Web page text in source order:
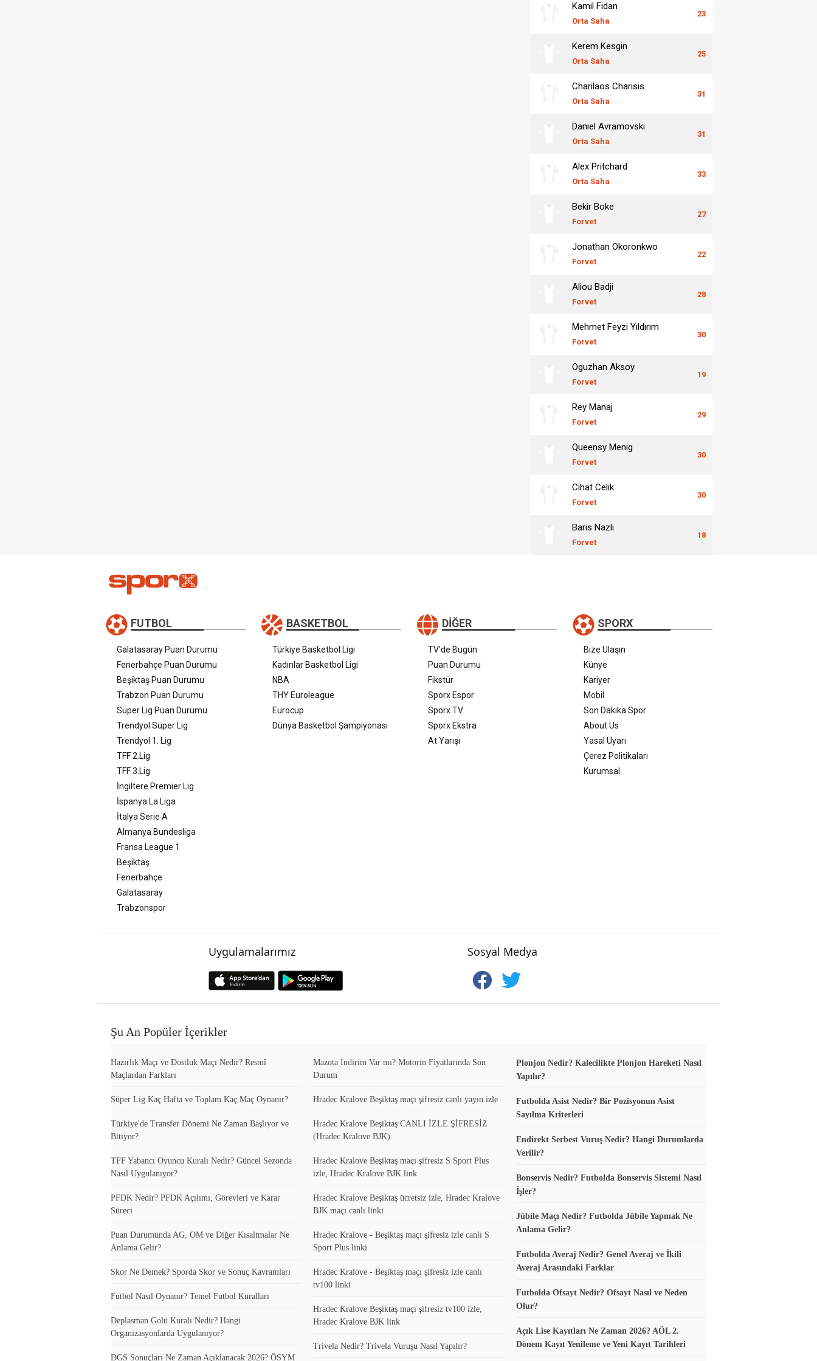
Kamil Fidan
Orta Saha
23
Kerem Kesgin
Orta Saha
25
Charilaos Charisis
Orta Saha
31
Daniel Avramovski
Orta Saha
31
Alex Pritchard
Orta Saha
33
Bekir Boke
Forvet
27
Jonathan Okoronkwo
Forvet
22
Aliou Badji
Forvet
28
Mehmet Feyzi Yıldırım
Forvet
30
Oguzhan Aksoy
Forvet
19
Rey Manaj
Forvet
29
Queensy Menig
Forvet
30
Cihat Celik
Forvet
30
Baris Nazli
Forvet
18
FUTBOL
Galatasaray Puan Durumu
Fenerbahçe Puan Durumu
Beşiktaş Puan Durumu
Trabzon Puan Durumu
Süper Lig Puan Durumu
Trendyol Süper Lig
Trendyol 1. Lig
TFF 2.Lig
TFF 3.Lig
İngiltere Premier Lig
İspanya La Liga
İtalya Serie A
Almanya Bundesliga
Fransa League 1
Beşiktaş
Fenerbahçe
Galatasaray
Trabzonspor
BASKETBOL
Türkiye Basketbol Ligi
Kadınlar Basketbol Ligi
NBA
THY Euroleague
Eurocup
Dünya Basketbol Şampiyonası
DIĞER
TV'de Bugün
Puan Durumu
Fikstür
Sporx Espor
Sporx TV
Sporx Ekstra
At Yarışı
SPORX
Bize Ulaşın
Künye
Kariyer
Mobil
Son Dakika Spor
About Us
Yasal Uyarı
Çerez Politikaları
Kurumsal
Uygulamalarımız Sosyal Medya
Şu An Popüler İçerikler
Hazırlık Maçı ve Dostluk Maçı Nedir? Resmî
Maçlardan Farkları
Süper Lig Kaç Hafta ve Toplam Kaç Maç Oynanır?
Türkiye'de Transfer Dönemi Ne Zaman Başlıyor ve
Bitiyor?
TFF Yabancı Oyuncu Kuralı Nedir? Güncel Sezonda
Nasıl Uygulanıyor?
PFDK Nedir? PFDK Açılımı, Görevleri ve Karar
Süreci
Puan Durumunda AG, OM ve Diğer Kısaltmalar Ne
Anlama Gelir?
Skor Ne Demek? Sporda Skor ve Sonuç Kavramları
Futbol Nasıl Oynanır? Temel Futbol Kuralları
Deplasman Golü Kuralı Nedir? Hangi
Organizasyonlarda Uygulanıyor?
DGS Sonuçları Ne Zaman Açıklanacak 2026? ÖSYM
Mazota İndirim Var mı? Motorin Fiyatlarında Son
Durum
Hradec Kralove Beşiktaş maçı şifresiz canlı yayın izle
Hradec Kralove Beşiktaş CANLI İZLE ŞİFRESİZ
(Hradec Kralove BJK)
Hradec Kralove Beşiktaş maçı şifresiz S Sport Plus
izle, Hradec Kralove BJK link
Hradec Kralove Beşiktaş ücretsiz izle, Hradec Kralove
BJK maçı canlı linki
Hradec Kralove - Beşiktaş maçı şifresiz izle canlı S
Sport Plus linki
Hradec Kralove - Beşiktaş maçı şifresiz izle canlı
tv100 linki
Hradec Kralove Beşiktaş maçı şifresiz tv100 izle,
Hradec Kralove BJK link
Trivela Nedir? Trivela Vuruşu Nasıl Yapılır?
Plonjon Nedir? Kalecilikte Plonjon Hareketi Nasıl
Yapılır?
Futbolda Asist Nedir? Bir Pozisyonun Asist
Sayılma Kriterleri
Endirekt Serbest Vuruş Nedir? Hangi Durumlarda
Verilir?
Bonservis Nedir? Futbolda Bonservis Sistemi Nasıl
İşler?
Jübile Maçı Nedir? Futbolda Jübile Yapmak Ne
Anlama Gelir?
Futbolda Averaj Nedir? Genel Averaj ve İkili
Averaj Arasındaki Farklar
Futbolda Ofsayt Nedir? Ofsayt Nasıl ve Neden
Olur?
Açık Lise Kayıtları Ne Zaman 2026? AÖL 2.
Dönem Kayıt Yenileme ve Yeni Kayıt Tarihleri